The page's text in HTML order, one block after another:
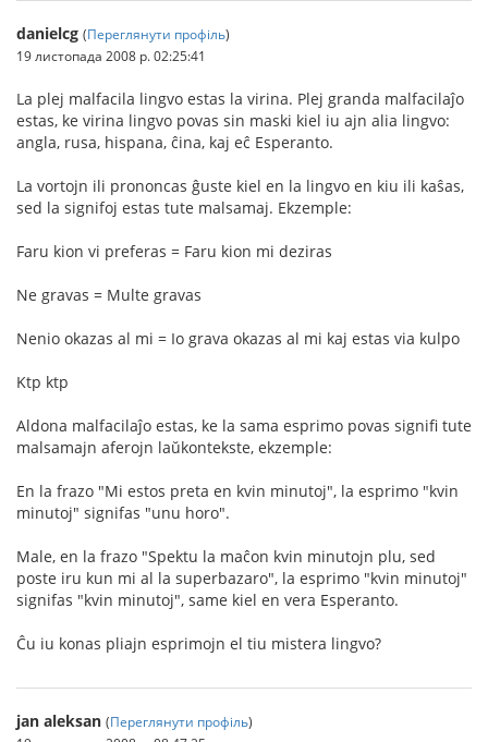
danielcg (Переглянути профіль)
19 листопада 2008 р. 02:25:41
La plej malfacila lingvo estas la virina. Plej granda malfacilaĵo
estas, ke virina lingvo povas sin maski kiel iu ajn alia lingvo:
angla, rusa, hispana, ĉina, kaj eĉ Esperanto.
La vortojn ili prononcas ĝuste kiel en la lingvo en kiu ili kaŝas,
sed la signifoj estas tute malsamaj. Ekzemple:
Faru kion vi preferas = Faru kion mi deziras
Ne gravas = Multe gravas
Nenio okazas al mi = Io grava okazas al mi kaj estas via kulpo
Ktp ktp
Aldona malfacilaĵo estas, ke la sama esprimo povas signifi tute
malsamajn aferojn laŭkontekste, ekzemple:
En la frazo "Mi estos preta en kvin minutoj", la esprimo "kvin
minutoj" signifas "unu horo".
Male, en la frazo "Spektu la maĉon kvin minutojn plu, sed
poste iru kun mi al la superbazaro", la esprimo "kvin minutoj"
signifas "kvin minutoj", same kiel en vera Esperanto.
Ĉu iu konas pliajn esprimojn el tiu mistera lingvo?
jan aleksan (Переглянути профіль)